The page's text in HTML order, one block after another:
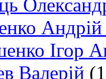
Андрій
Ігор
Валерій